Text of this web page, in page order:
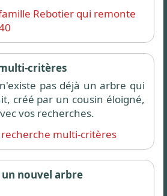
Rebotier qui remonte
critères
pas déjà un arbre qui
créé par un cousin éloigné,
vos recherches.
multi-critères
un nouvel arbre